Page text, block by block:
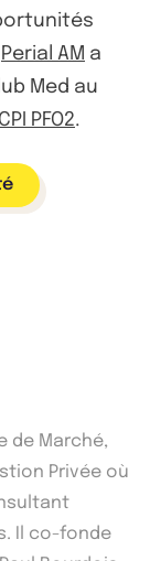
Perial AM a
Med au
PFO2.
de Marché,
Privée où
Il co-fonde